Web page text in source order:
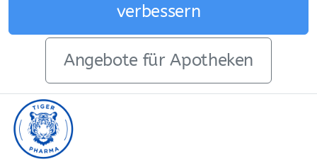
verbessern
Angebote für Apotheken